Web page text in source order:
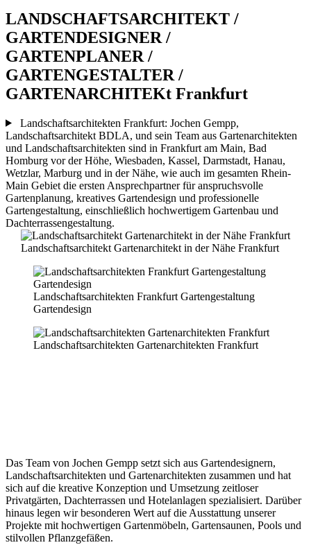
LANDSCHAFTSARCHITEKT /
GARTENDESIGNER /
GARTENPLANER /
GARTENGESTALTER /
GARTENARCHITEKt Frankfurt
Landschaftsarchitekten Frankfurt: Jochen Gempp,
Landschaftsarchitekt BDLA, und sein Team aus Gartenarchitekten
und Landschaftsarchitekten sind in Frankfurt am Main, Bad
Homburg vor der Höhe, Wiesbaden, Kassel, Darmstadt, Hanau,
Wetzlar, Marburg und in der Nähe, wie auch im gesamten Rhein-
Main Gebiet die ersten Ansprechpartner für anspruchsvolle
Gartenplanung, kreatives Gartendesign und professionelle
Gartengestaltung, einschließlich hochwertigem Gartenbau und
Dachterrassengestaltung.
Landschaftsarchitekt Gartenarchitekt in der Nähe Frankfurt
Landschaftsarchitekten Frankfurt Gartengestaltung
Gartendesign
Landschaftsarchitekten Gartenarchitekten Frankfurt
Das Team von Jochen Gempp setzt sich aus Gartendesignern,
Landschaftsarchitekten und Gartenarchitekten zusammen und hat
sich auf die kreative Konzeption und Umsetzung zeitloser
Privatgärten, Dachterrassen und Hotelanlagen spezialisiert. Darüber
hinaus legen wir besonderen Wert auf die Ausstattung unserer
Projekte mit hochwertigen Gartenmöbeln, Gartensaunen, Pools und
stilvollen Pflanzgefäßen.